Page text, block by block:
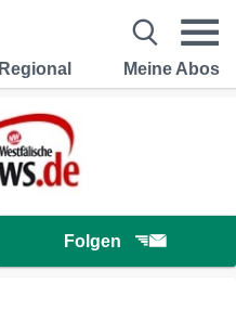
Regional Meine Abos
Folgen